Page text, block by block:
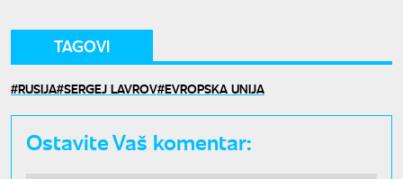
TAGOVI
RUSIJA SERGEJ LAVROV EVROPSKA UNIJA
Ostavite Vaš komentar: